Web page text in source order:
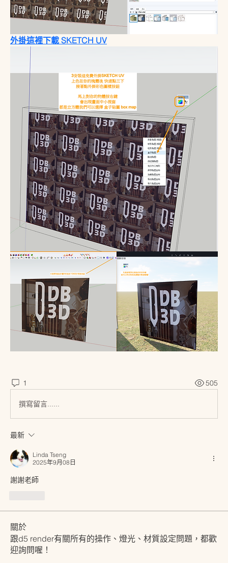
外掛這裡下載 SKETCH UV
1 505
撰寫留言......
最新
Linda Tseng
2025年9月08日
謝謝老師
關於
跟d5 render有關所有的操作、燈光、材質設定問題，都歡
迎詢問喔！